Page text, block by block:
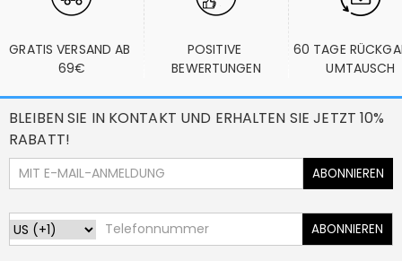
GRATIS VERSAND AB
69€
POSITIVE
BEWERTUNGEN
60 TAGE
UMTAUSCH
BLEIBEN SIE IN KONTAKT UND ERHALTEN SIE JETZT 10%
RABATT!
ABONNIEREN
ABONNIEREN